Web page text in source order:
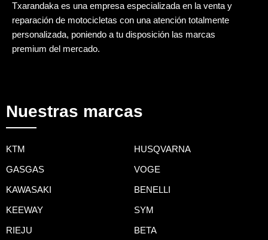
Txarandaka es una empresa especializada en la venta y
reparación de motocicletas con una atención totalmente
personalizada, poniendo a tu disposición las marcas
premium del mercado.
Nuestras marcas
KTM HUSQVARNA
GASGAS VOGE
KAWASAKI BENELLI
KEEWAY SYM
RIEJU BETA